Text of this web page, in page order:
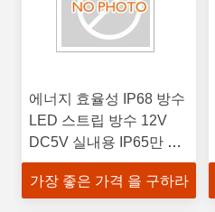
에너지 효율성 IP68 방수
LED 스트립 방수 12V
DC5V 실내용 IP65만 등
급
가장 좋은 가격 을 구하라